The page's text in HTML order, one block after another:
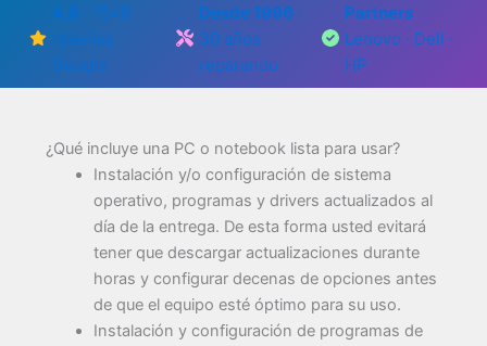
4,9 · 1546
reseñas
Google
Desde 1996 ·
30 años
reparando
Partners
Lenovo · Dell ·
HP
¿Qué incluye una PC o notebook lista para usar?
Instalación y/o configuración de sistema
operativo, programas y drivers actualizados al
día de la entrega. De esta forma usted evitará
tener que descargar actualizaciones durante
horas y configurar decenas de opciones antes
de que el equipo esté óptimo para su uso.
Instalación y configuración de programas de